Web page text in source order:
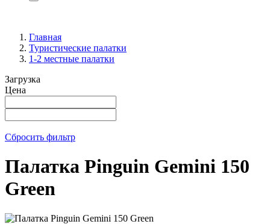
Главная
Туристические палатки
1-2 местные палатки
Загрузка
Цена
Сбросить фильтр
Палатка Pinguin Gemini 150
Green